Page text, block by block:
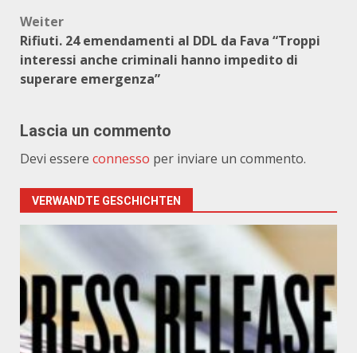
Weiter
Rifiuti. 24 emendamenti al DDL da Fava “Troppi
interessi anche criminali hanno impedito di
superare emergenza”
Lascia un commento
Devi essere connesso per inviare un commento.
VERWANDTE GESCHICHTEN